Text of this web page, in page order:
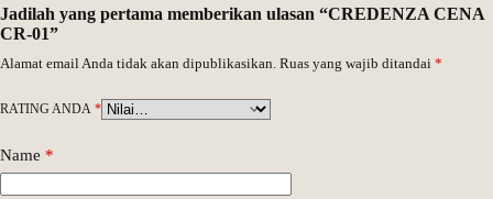
Jadilah yang pertama memberikan ulasan “CREDENZA CENA
CR-01”
Alamat email Anda tidak akan dipublikasikan. Ruas yang wajib ditandai *
RATING ANDA *
Name *